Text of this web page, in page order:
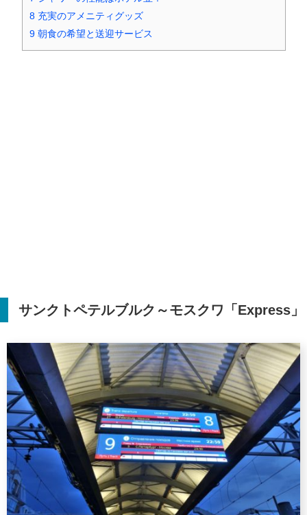
8充実のアメニティグッズ
9朝食の希望と送迎サービス
サンクトペテルブルク～モスクワ「 Express 」